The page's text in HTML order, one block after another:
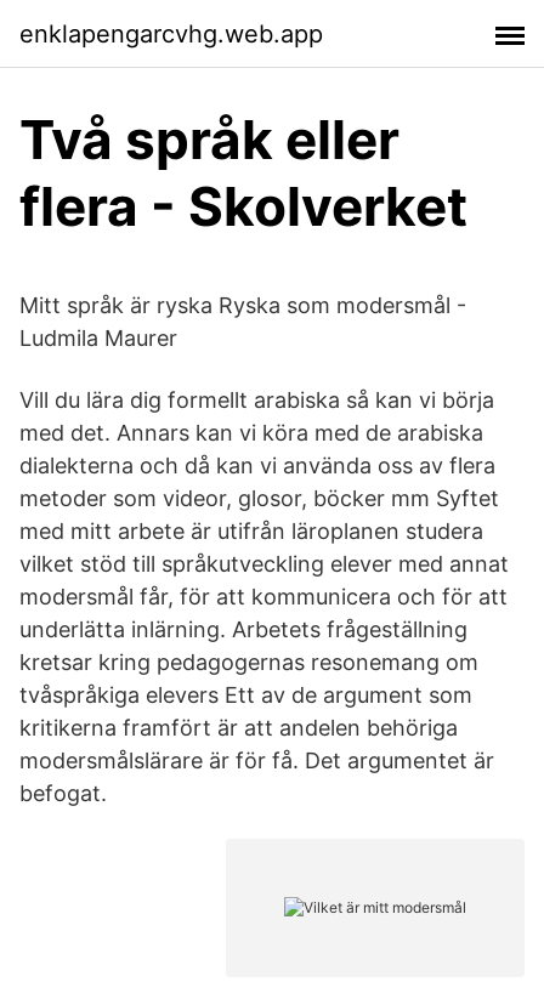
enklapengarcvhg.web.app
Två språk eller
flera - Skolverket
Mitt språk är ryska Ryska som modersmål -
Ludmila Maurer
Vill du lära dig formellt arabiska så kan vi börja
med det. Annars kan vi köra med de arabiska
dialekterna och då kan vi använda oss av flera
metoder som videor, glosor, böcker mm Syftet
med mitt arbete är utifrån läroplanen studera
vilket stöd till språkutveckling elever med annat
modersmål får, för att kommunicera och för att
underlätta inlärning. Arbetets frågeställning
kretsar kring pedagogernas resonemang om
tvåspråkiga elevers Ett av de argument som
kritikerna framfört är att andelen behöriga
modersmålslärare är för få. Det argumentet är
befogat.